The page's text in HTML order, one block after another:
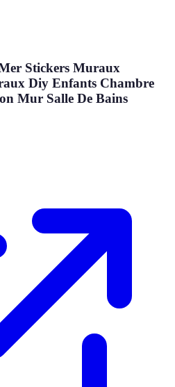
Stickers Muraux
Diy Enfants Chambre
Mur Salle De Bains